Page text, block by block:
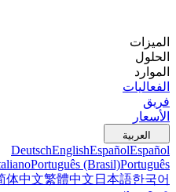
الميزات
الحلول
الموارد
الفعاليات
فريق
الأسعار
العربية
DeutschEnglishEspañolEspañol
Português (Brasil)Português
体中文繁體中文 日本語한국어